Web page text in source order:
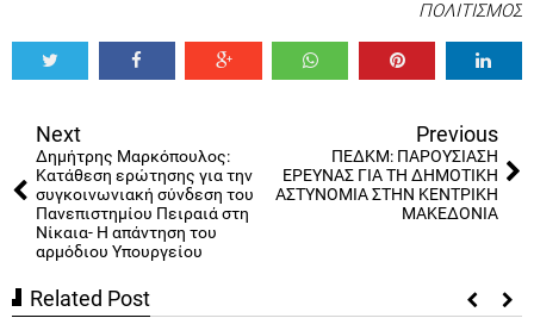
ΠΟΛΙΤΙΣΜΟΣ
Next
Δημήτρης Μαρκόπουλος:
Κατάθεση ερώτησης για την
συγκοινωνιακή σύνδεση του
Πανεπιστημίου Πειραιά στη
Νίκαια- Η απάντηση του
αρμόδιου Υπουργείου
Previous
ΠΕΔΚΜ: ΠΑΡΟΥΣΙΑΣΗ
ΕΡΕΥΝΑΣ ΓΙΑ ΤΗ ΔΗΜΟΤΙΚΗ
ΑΣΤΥΝΟΜΙΑ ΣΤΗΝ ΚΕΝΤΡΙΚΗ
ΜΑΚΕΔΟΝΙΑ
Related Post